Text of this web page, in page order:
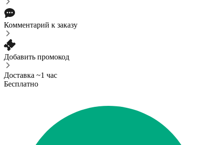
Комментарий к заказу
Добавить промокод
Доставка ~1 час
Бесплатно